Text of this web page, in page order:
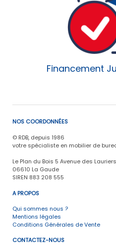
Financement
NOS COORDONNÉES
© RDB, depuis 1986
votre spécialiste en mobilier de
Le Plan du Bois 5 Avenue des Lauriers
06610 La Gaude
SIREN 883 208 555
A PROPOS
Qui sommes nous ?
Mentions légales
Conditions Générales de Vente
CONTACTEZ-NOUS